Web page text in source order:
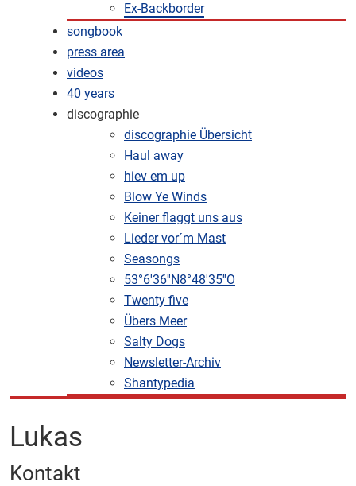
Ex-Backborder
songbook
press area
videos
40 years
discographie
discographie Übersicht
Haul away
hiev em up
Blow Ye Winds
Keiner flaggt uns aus
Lieder vor´m Mast
Seasongs
53°6'36''N8°48'35''O
Twenty five
Übers Meer
Salty Dogs
Newsletter-Archiv
Shantypedia
Lukas
Kontakt